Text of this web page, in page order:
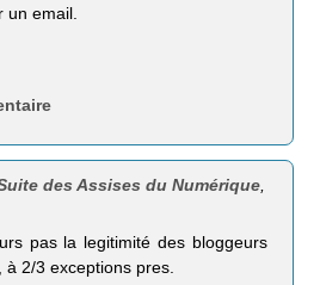
un email.
des Assises du Numérique
pas la legitimité des bloggeurs
2/3 exceptions pres.